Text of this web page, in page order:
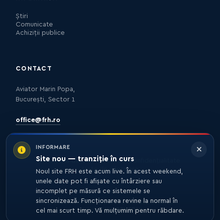
INFORMARE
Site nou — tranziție în curs
Noul site FRH este acum live. În acest weekend,
unele date pot fi afișate cu întârziere sau
incomplet pe măsură ce sistemele se
sincronizează. Funcționarea revine la normal în
cel mai scurt timp. Vă mulțumim pentru răbdare.
Știri
Comunicate
Achiziții publice
CONTACT
Aviator Marin Popa,
București, Sector 1
office@frh.ro
Protecția datelorPolitica de confidențialitate
Nota de informare
© 2026 FRH. TOATE DREPTURILE REZERVATE.
DEZVOLTARE27MEDIA